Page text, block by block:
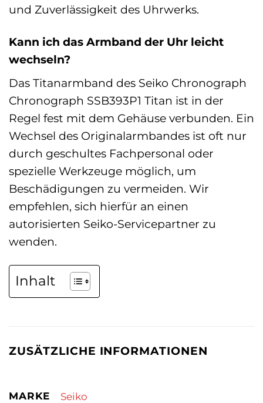
und Zuverlässigkeit des Uhrwerks.
Kann ich das Armband der Uhr leicht
wechseln?
Das Titanarmband des Seiko Chronograph
Chronograph SSB393P1 Titan ist in der
Regel fest mit dem Gehäuse verbunden. Ein
Wechsel des Originalarmbandes ist oft nur
durch geschultes Fachpersonal oder
spezielle Werkzeuge möglich, um
Beschädigungen zu vermeiden. Wir
empfehlen, sich hierfür an einen
autorisierten Seiko-Servicepartner zu
wenden.
Inhalt
ZUSÄTZLICHE INFORMATIONEN
MARKE Seiko